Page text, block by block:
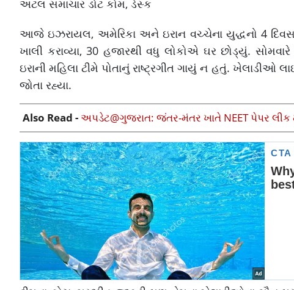
અટલ સમાચાર ડોટ કોમ, ડેસ્ક
આજે ઇઝરાયલ, અમેરિકા અને ઇરાન વચ્ચેના યુદ્ધનો 4
ખાલી કરાવ્યા, 30 હજારથી વધુ લોકોએ ઘર છોડ્યું.
ઇરાની મહિલા ટીમે પોતાનું રાષ્ટ્રગીત ગાયું ન હતું. ખેલાડીઓ
જોતા રહ્યા.
Also Read -અપડેટ@ગુજરાત: જંતર-મંતર ખાતે NEET પેપર લીક